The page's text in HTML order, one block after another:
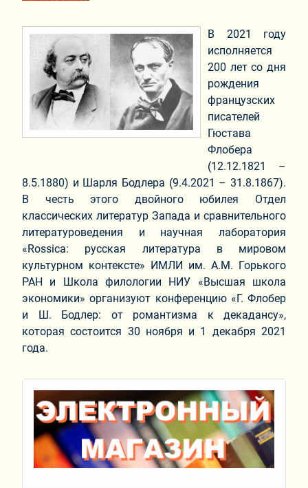
В 2021 году
исполняется
200 лет со дня
рождения
французских
писателей
Гюстава
Флобера
(12.12.1821 –
8.5.1880) и Шарля Бодлера (9.4.2021 – 31.8.1867).
В честь этого двойного юбилея Отдел
классических литератур Запада и сравнительного
литературоведения и научная лаборатория
«Rossica: русская литература в мировом
культурном контексте» ИМЛИ им. А.М. Горького
РАН и Школа филологии НИУ «Высшая школа
экономики» организуют конференцию «Г. Флобер
и Ш. Бодлер: от романтизма к декадансу»,
которая состоится 30 ноября и 1 декабря 2021
года.